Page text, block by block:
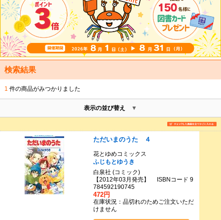
検索結果
1 件の商品がみつかりました
表示の並び替え
ただいまのうた ４
花とゆめコミックス
ふじもとゆうき
白泉社 (コミック)
【2012年03月発売】 ISBNコード 9
784592190745
472円
在庫状況：品切れのためご注文いただ
けません